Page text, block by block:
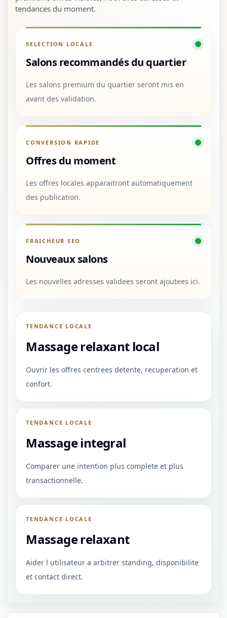
tendances du moment.
SELECTION LOCALE
Salons recommandés du quartier
Les salons premium du quartier seront mis en
avant des validation.
CONVERSION RAPIDE
Offres du moment
Les offres locales apparaitront automatiquement
des publication.
FRAICHEUR SEO
Nouveaux salons
Les nouvelles adresses validees seront ajoutees ici.
TENDANCE LOCALE
Massage relaxant local
Ouvrir les offres centrees detente, recuperation et
confort.
TENDANCE LOCALE
Massage integral
Comparer une intention plus complete et plus
transactionnelle.
TENDANCE LOCALE
Massage relaxant
Aider l utilisateur a arbitrer standing, disponibilite
et contact direct.